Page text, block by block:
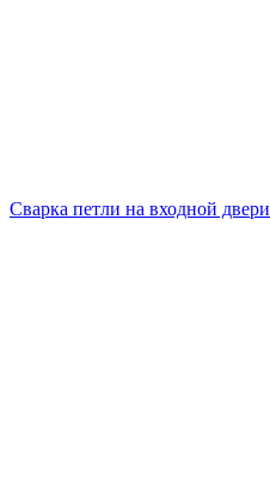
Сварка петли на входной двери